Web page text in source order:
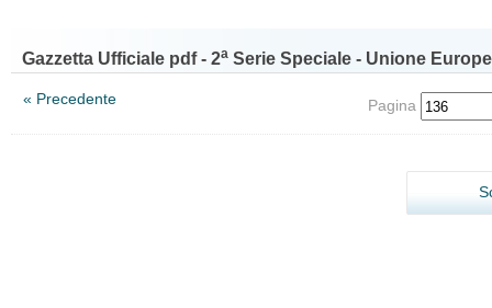
Gazzetta Ufficiale pdf - 2a Serie Speciale - Unione
« Precedente Pagina